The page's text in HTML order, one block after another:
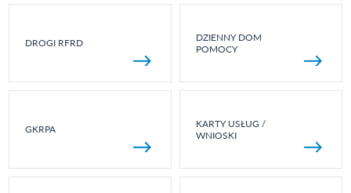
DROGI RFRD
DZIENNY DOM
POMOCY
GKRPA
KARTY USŁUG /
WNIOSKI